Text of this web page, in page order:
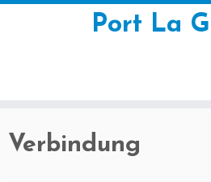
Inhalt
Port La
Verbindung